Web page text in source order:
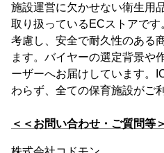
施設運営に欠かせない衛生用
取り扱っているECストアで
考慮し、安全で耐久性のある
ます。バイヤーの選定背景や
ーザーへお届けしています。
わらず、全ての保育施設がご
＜＜お問い合わせ・ご質問等